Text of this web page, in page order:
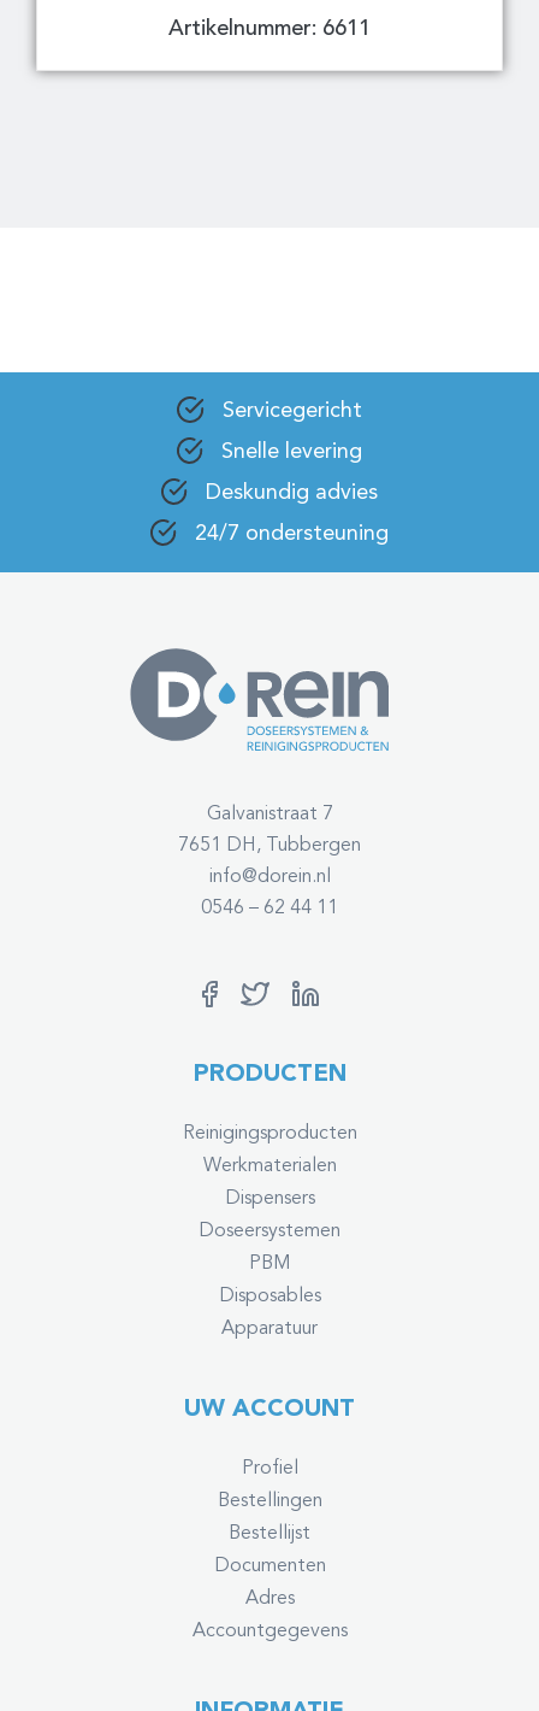
Artikelnummer: 6611
Servicegericht
Snelle levering
Deskundig advies
24/7 ondersteuning
Galvanistraat 7
7651 DH, Tubbergen
info@dorein.nl
0546 – 62 44 11
PRODUCTEN
Reinigingsproducten
Werkmaterialen
Dispensers
Doseersystemen
PBM
Disposables
Apparatuur
UW ACCOUNT
Profiel
Bestellingen
Bestellijst
Documenten
Adres
Accountgegevens